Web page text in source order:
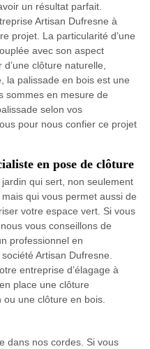
un résultat parfait.
Artisan Dufresne à
projet. La particularité d’une
avec son aspect
clôture naturelle,
la palissade en bois est une
sommes en mesure de
selon vos
pour nous confier ce projet
en pose de clôture
qui sert, non seulement
qui vous permet aussi de
votre espace vert. Si vous
vous conseillons de
professionnel en
Artisan Dufresne.
entreprise d’élagage à
place une clôture
une clôture en bois.
dans nos cordes. Si vous